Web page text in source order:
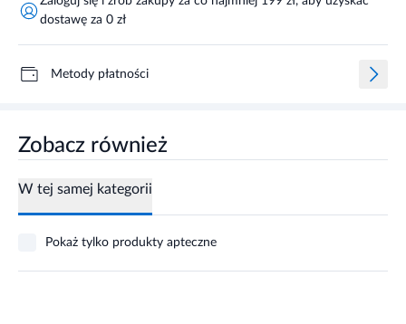
dostawę za 0 zł
Metody płatności
Zobacz również
W tej samej kategorii
Pokaż tylko produkty apteczne